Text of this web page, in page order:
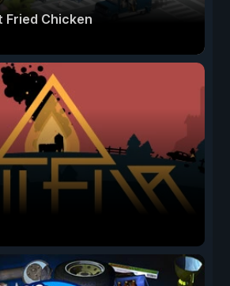
Fried Chicken